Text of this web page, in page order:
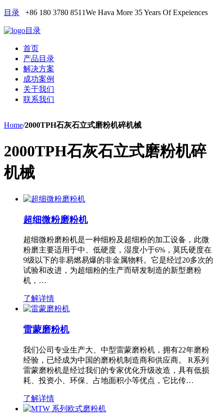
目录 +86 180 3780 8511We Hava More 35 Years Of Expeiences
目录
首页
产品目录
解决方案
成功案例
关于我们
联系我们
Home/2000TPH石灰石立式磨粉机碎机械
2000TPH石灰石立式磨粉机碎
机械
超细微粉磨粉机
超细微粉磨粉机是一种细粉及超细粉的加工设备，此微
粉磨主要适用于中、低硬度，湿度小于6%，莫氏硬度在
9级以下的非易燃易爆的非金属物料。它是经过20多次的
试验和改进，为超细粉的生产而研发制造的新型磨粉
机，…
了解详情
雷蒙磨粉机
我们公司专业生产大、中型雷蒙磨粉机，拥有22年磨粉
经验，已经成为中国的磨粉机制造商和供应商。 R系列
雷蒙磨粉机是经过我们的专家优化升级改造，具有低损
耗、投资小、环保、占地面积小等优点，它比传…
了解详情